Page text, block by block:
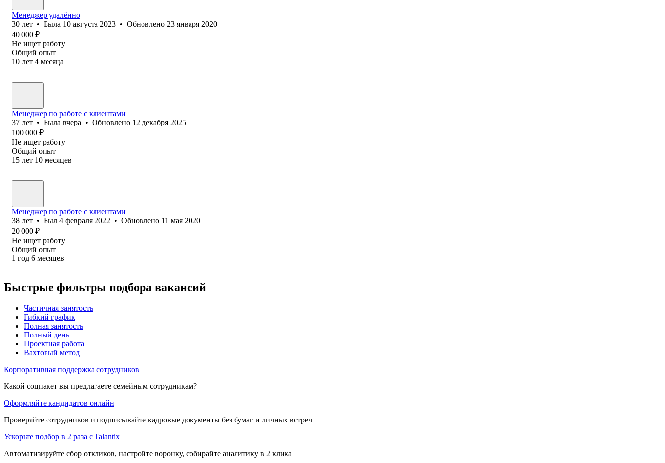
Менеджер удалённо
30 лет • Была 10 августа 2023 • Обновлено 23 января 2020
40 000 ₽
Не ищет работу
Общий опыт
10 лет 4 месяца
Менеджер по работе с клиентами
37 лет • Была вчера • Обновлено 12 декабря 2025
100 000 ₽
Не ищет работу
Общий опыт
15 лет 10 месяцев
Менеджер по работе с клиентами
38 лет • Был 4 февраля 2022 • Обновлено 11 мая 2020
20 000 ₽
Не ищет работу
Общий опыт
1 год 6 месяцев
Быстрые фильтры подбора вакансий
Частичная занятость
Гибкий график
Полная занятость
Полный день
Проектная работа
Вахтовый метод
Корпоративная поддержка сотрудников
Какой соцпакет вы предлагаете семейным сотрудникам?
Оформляйте кандидатов онлайн
Проверяйте сотрудников и подписывайте кадровые документы без бумаг и личных встреч
Ускорьте подбор в 2 раза с Talantix
Автоматизируйте сбор откликов, настройте воронку, собирайте аналитику в 2 клика